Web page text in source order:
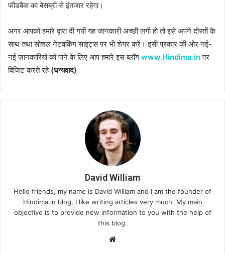
फीडबैक का बेसब्री से इंतजार रहेगा।
अगर आपको हमारे द्वारा दी गयी यह जानकारी अच्छी लगी हो तो इसे अपने दोस्तों के
साथ तथा सोशल नेटवर्किंग साइट्स पर भी शेयर करें। इसी प्रकार की ओर नई-
नई जानकारियों को पाने के लिए आप हमारे इस ब्लॉग www.Hindima.inपर
विजिट करते रहे (धन्यवाद)
David William
Hello friends, my name is David William and I am the founder of
Hindima.in blog, I like writing articles very much. My main
objective is to provide new information to you with the help of
this blog.